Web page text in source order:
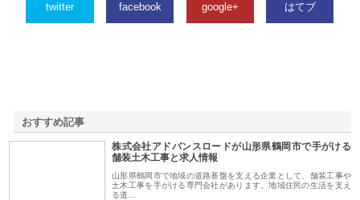
twitter facebook google+ はてブ
おすすめ記事
株式会社アドバンスロードが山形県鶴岡市で手がける
舗装土木工事と求人情報
山形県鶴岡市で地域の道路基盤を支える企業として、舗装工事や
土木工事を手がける専門会社があります。地域住民の生活を支え
る道…